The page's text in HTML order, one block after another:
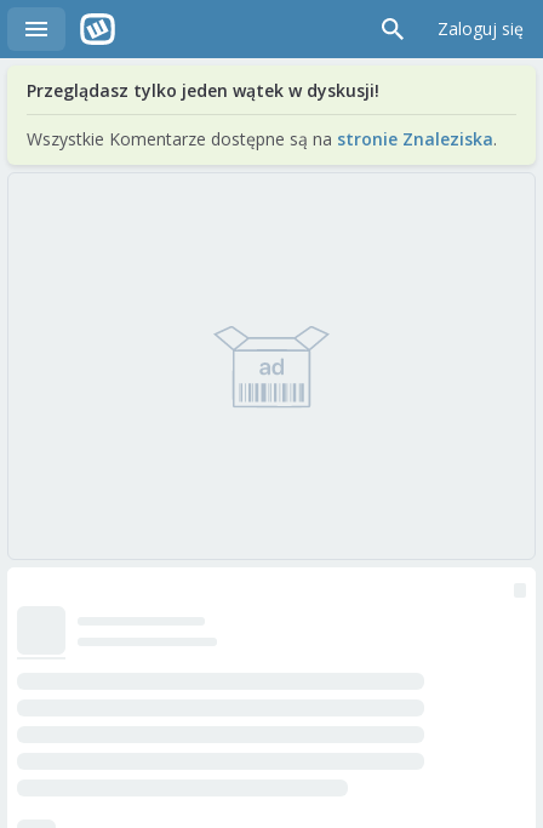
Zaloguj się
Przeglądasz tylko jeden wątek w dyskusji!
Wszystkie Komentarze dostępne są na stronie Znaleziska.